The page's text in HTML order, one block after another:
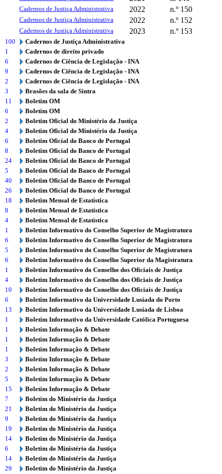
Cadernos de Justiça Administrativa 2022 n.º 150
Cadernos de Justiça Administrativa 2022 n.º 152
Cadernos de Justiça Administrativa 2023 n.º 153
100
Cadernos de Justiça Administrativa
1
Cadernos de direito privado
6
Cadernos de Ciência de Legislação - INA
9
Cadernos de Ciência de Legislação - INA
2
Cadernos de Ciência de Legislação - INA
3
Brasões da sala de Sintra
11
Boletim OM
6
Boletim OM
2
Boletim Oficial do Ministério da Justiça
4
Boletim Oficial do Ministério da Justiça
6
Boletim Oficial do Banco de Portugal
8
Boletim Oficial do Banco de Portugal
24
Boletim Oficial do Banco de Portugal
5
Boletim Oficial do Banco de Portugal
40
Boletim Oficial do Banco de Portugal
26
Boletim Oficial do Banco de Portugal
18
Boletim Mensal de Estatística
8
Boletim Mensal de Estatística
4
Boletim Mensal de Estatística
1
Boletim Informativo do Conselho Superior de Magistratura
6
Boletim Informativo do Conselho Superior de Magistratura
5
Boletim Informativo do Conselho Superior de Magistratura
6
Boletim Informativo do Conselho Superior da Magistratura
1
Boletim Informativo do Conselho dos Oficiais de Justiça
4
Boletim Informativo do Conselho dos Oficiais de Justiça
10
Boletim Informativo do Conselho dos Oficiais de Justiça
6
Boletim Informativo da Universidade Lusíada do Porto
13
Boletim Informativo da Universidade Lusíada de Lisboa
1
Boletim Informativo da Universidade Católica Portuguesa
1
Boletim Informação & Debate
1
Boletim Informação & Debate
1
Boletim Informação & Debate
3
Boletim Informação & Debate
2
Boletim Informação & Debate
5
Boletim Informação & Debate
15
Boletim Informação & Debate
7
Boletim do Ministério da Justiça
21
Boletim do Ministério da Justiça
9
Boletim do Ministério da Justiça
19
Boletim do Ministério da Justiça
14
Boletim do Ministério da Justiça
6
Boletim do Ministério da Justiça
14
Boletim do Ministério da Justiça
29
Boletim do Ministério da Justiça